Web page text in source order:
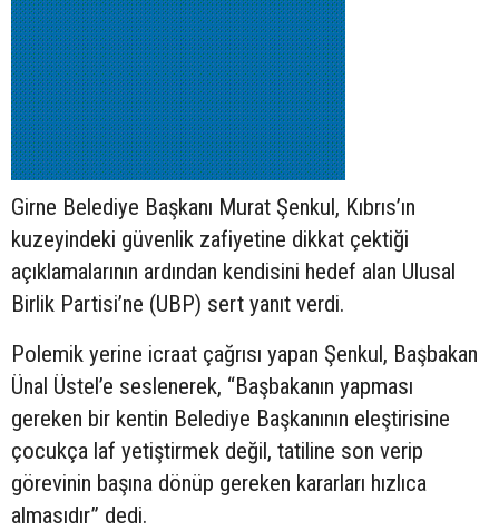
Girne Belediye Başkanı Murat Şenkul, Kıbrıs’ın
kuzeyindeki güvenlik zafiyetine dikkat çektiği
açıklamalarının ardından kendisini hedef alan Ulusal
Birlik Partisi’ne (UBP) sert yanıt verdi.
Polemik yerine icraat çağrısı yapan Şenkul, Başbakan
Ünal Üstel’e seslenerek, “Başbakanın yapması
gereken bir kentin Belediye Başkanının eleştirisine
çocukça laf yetiştirmek değil, tatiline son verip
görevinin başına dönüp gereken kararları hızlıca
almasıdır” dedi.